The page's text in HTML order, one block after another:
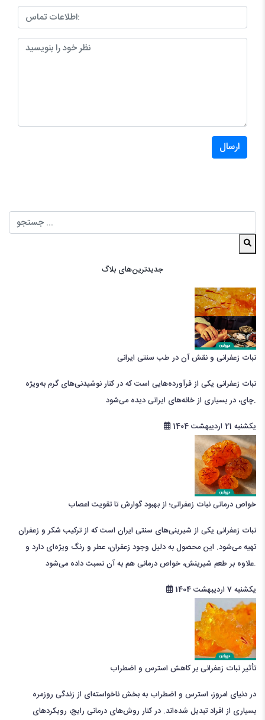
ارسال
جدیدترین‌های بلاگ
نبات زعفرانی و نقش آن در طب سنتی ایرانی
نبات زعفرانی یکی از فرآورده‌هایی است که در کنار نوشیدنی‌های گرم به‌ویژه
چای، در بسیاری از خانه‌های ایرانی دیده می‌شود.
یکشنبه 21 اردیبهشت 1404
خواص درمانی نبات زعفرانی؛ از بهبود گوارش تا تقویت اعصاب
نبات زعفرانی یکی از شیرینی‌های سنتی ایران است که از ترکیب شکر و زعفران
تهیه می‌شود. این محصول به دلیل وجود زعفران، عطر و رنگ ویژه‌ای دارد و
علاوه بر طعم شیرینش، خواص درمانی هم به آن نسبت داده می‌شود.
یکشنبه 7 اردیبهشت 1404
تأثیر نبات زعفرانی بر کاهش استرس و اضطراب
در دنیای امروز، استرس و اضطراب به بخش ناخواسته‌ای از زندگی روزمره
بسیاری از افراد تبدیل شده‌اند. در کنار روش‌های درمانی رایج، رویکردهای